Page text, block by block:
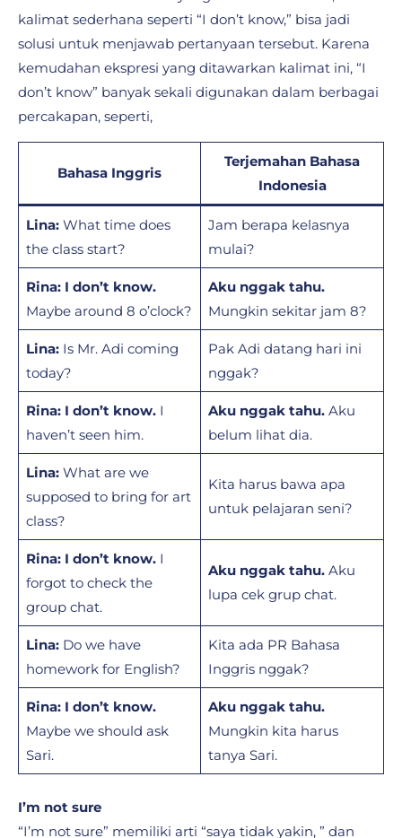
kalimat sederhana seperti “I don’t know,” bisa jadi
solusi untuk menjawab pertanyaan tersebut. Karena
kemudahan ekspresi yang ditawarkan kalimat ini, “I
don’t know” banyak sekali digunakan dalam berbagai
percakapan, seperti,
Bahasa Inggris
Terjemahan Bahasa
Indonesia
Lina:What time does
the class start?
Jam berapa kelasnya
mulai?
Rina: I don’t know.
Maybe around 8 o’clock?
Aku nggak tahu.
Mungkin sekitar jam 8?
Lina:Is Mr. Adi coming
today?
Pak Adi datang hari ini
nggak?
Rina: I don’t know.I
haven’t seen him.
Aku nggak tahu.Aku
belum lihat dia.
Lina:What are we
supposed to bring for art
class?
Kita harus bawa apa
untuk pelajaran seni?
Rina: I don’t know.I
forgot to check the
group chat.
Aku nggak tahu.Aku
lupa cek grup chat.
Lina:Do we have
homework for English?
Kita ada PR Bahasa
Inggris nggak?
Rina: I don’t know.
Maybe we should ask
Sari.
Aku nggak tahu.
Mungkin kita harus
tanya Sari.
I’m not sure
“I’m not sure” memiliki arti “saya tidak yakin, ” dan